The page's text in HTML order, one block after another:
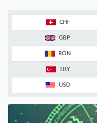
CHF
GBP
RON
TRY
USD